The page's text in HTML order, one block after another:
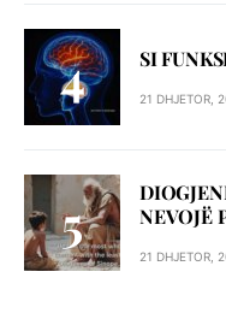
SI
21 DHJETOR,
NEVOJË
21 DHJETOR,